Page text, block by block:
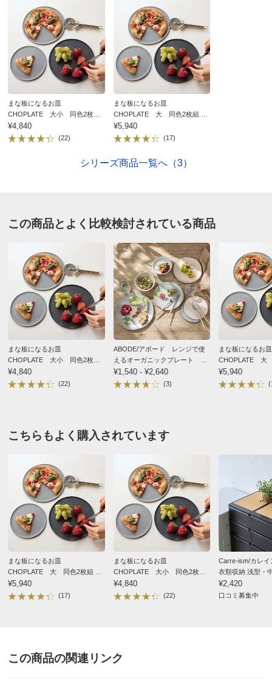
■重さ（1枚あたり）：118g
■素材：SPS樹脂
■耐熱温度：200℃、耐冷温度…-10℃
■電子レンジ・食器洗浄機使用可能
■まな板と同様にある程度のナイフの傷はつきます。
■日本製
ディノスのサイズ
2026/06/04
グレー
山梨県
以前こんな感じの皿を購入したのですが、ブラックだっ
たからかキズが目立ってしまい
平らな皿なので、真ん中部分が高かったのかクルクル動
いてしまい、結局捨ててしまいました。今回、こちらの
2026/05/27
ブラック
岡山県
カラーはブラックを購入したんですが、色も包丁で食品
を切ってもキズもつかず目立たない色で、そのまま食卓
に出しても見栄えがしますし、サイズは小を購入したん
ですがちょうどいいサイズで、電子レンジも使用出来て
購入して良かったです。
ブラック
神奈川県
黒の小さいのと大きいサイズの2個組が届くと思ってい
たら、小さなサイズ2個で少し残念な気持ち…
見栄え良く、ほぼ毎日りんごや柿を切るときに使ってい
ます。ダイニングテーブルで使えるのが良いです。キッ
チンで切って…がなくなったので立ったり座ったり…の
回数が減りストレスがなくなりました。
2024/12/14
グレー
まな板になるお皿
CHOPLATE 大小 同色2枚組
電子レンジ・食器洗浄機使用可
能
¥4,840
(22)
まな板になるお皿
CHOPLATE 大 同色2枚組 電
子レンジ・食器洗浄機使用可能
¥5,940
(17)
シリーズ商品一覧へ（3）
この商品とよく比較検討されている商品
まな板になるお皿
CHOPLATE 大小 同色2枚組
電子レンジ・食器洗浄機使用可
能
¥4,840
(22)
ABODE/アボード レンジで使
えるオーガニックプレート 2
枚組
¥1,540 - ¥2,640
(3)
まな板になる
CHOPLATE 大
子レンジ・食器
¥5,940
こちらもよく購入されています
まな板になるお皿
CHOPLATE 大 同色2枚組 電
子レンジ・食器洗浄機使用可能
¥5,940
(17)
まな板になるお皿
CHOPLATE 大小 同色2枚組
電子レンジ・食器洗浄機使用可
能
¥4,840
(22)
Carre-ism/カレイ
衣類収納 浅型・
天板
¥2,420
口コミ募集中
この商品の関連リンク